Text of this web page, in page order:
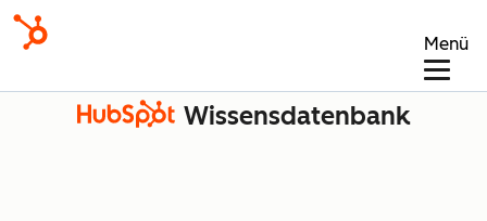
Menü
Wissensdatenbank